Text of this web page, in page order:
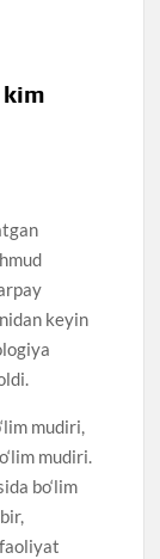
kim
keyin
mudiri,
mudiri.
bo‘lim